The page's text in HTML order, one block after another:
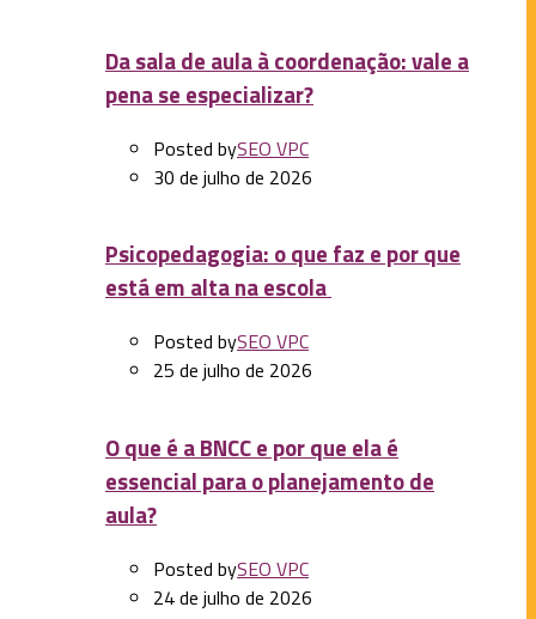
Da sala de aula à coordenação: vale a
pena se especializar?
Posted bySEO VPC
30 de julho de 2026
Psicopedagogia: o que faz e por que
está em alta na escola
Posted bySEO VPC
25 de julho de 2026
O que é a BNCC e por que ela é
essencial para o planejamento de
aula?
Posted bySEO VPC
24 de julho de 2026